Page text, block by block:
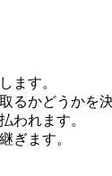
ます。
るかどうかを決
われます。
ぎます。